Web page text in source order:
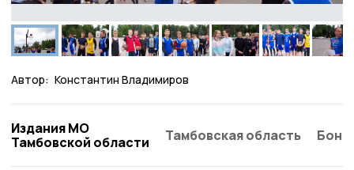
Автор: Константин Владимиров
Издания МО
Тамбовской области
Тамбовская область